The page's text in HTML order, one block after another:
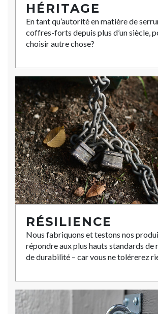
HÉRITAGE
En tant qu’autorité en matière de
coffres-forts depuis plus d’un siècle,
choisir autre chose?
RÉSILIENCE
Nous fabriquons et testons nos
répondre aux plus hauts standards de
de durabilité – car vous ne tolérerez